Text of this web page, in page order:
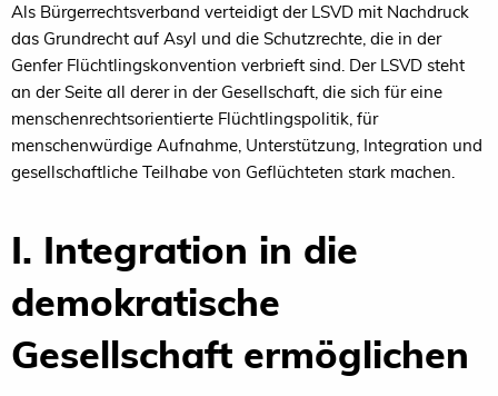
Als Bürgerrechtsverband verteidigt der LSVD mit Nachdruck
das Grundrecht auf Asyl und die Schutzrechte, die in der
Genfer Flüchtlingskonvention verbrieft sind. Der LSVD steht
an der Seite all derer in der Gesellschaft, die sich für eine
menschenrechtsorientierte Flüchtlingspolitik, für
menschenwürdige Aufnahme, Unterstützung, Integration und
gesellschaftliche Teilhabe von Geflüchteten stark machen.
I. Integration in die
demokratische
Gesellschaft ermöglichen